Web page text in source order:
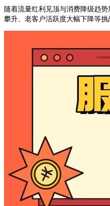
随着流量红利见顶与消费降级趋
攀升、老客户活跃度大幅下降等挑